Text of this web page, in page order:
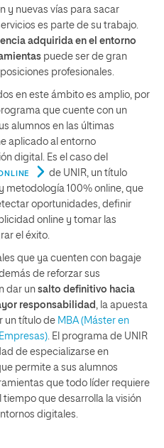
y nuevas vías para sacar
es parte de su trabajo.
adquirida en el entorno
puede ser de gran
profesionales.
en este ámbito es amplio, por
que cuente con un
alumnos en las últimas
aplicado al entorno
digital. Es el caso del
de UNIR, un título
metodología 100% online, que
oportunidades, definir
online y tomar las
el éxito.
que ya cuenten con bagaje
de reforzar sus
dar un salto definitivo hacia
responsabilidad
, la apuesta
un título de MBA (Máster en
. El programa de UNIR
de especializarse en
permite a sus alumnos
que todo líder requiere
que desarrolla la visión
digitales.